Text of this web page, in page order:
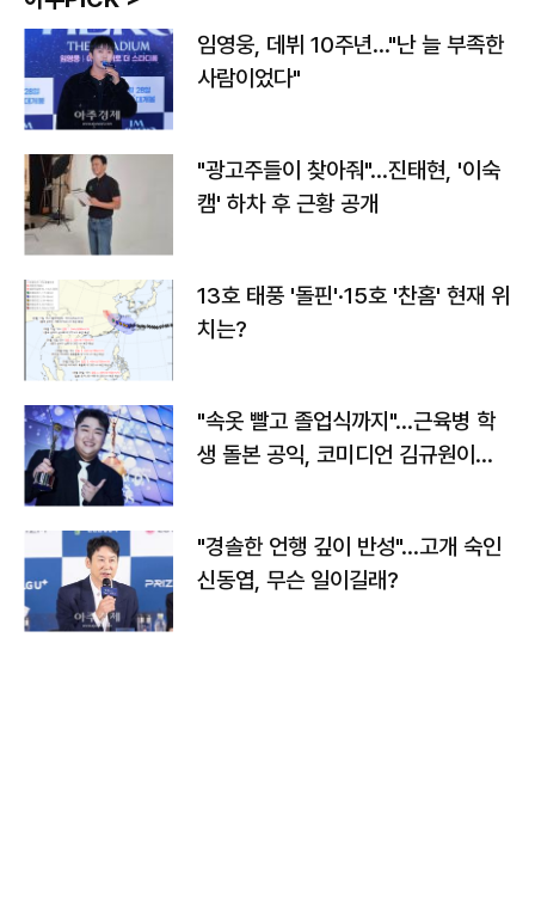
임영웅, 데뷔 10주년…"난 늘 부족한
사람이었다"
"광고주들이 찾아줘"…진태현, '이숙
캠' 하차 후 근황 공개
13호 태풍 '돌핀'·15호 '찬홈' 현재 위
치는?
"속옷 빨고 졸업식까지"…근육병 학
생 돌본 공익, 코미디언 김규원이었
"경솔한 언행 깊이 반성"…고개 숙인
신동엽, 무슨 일이길래?